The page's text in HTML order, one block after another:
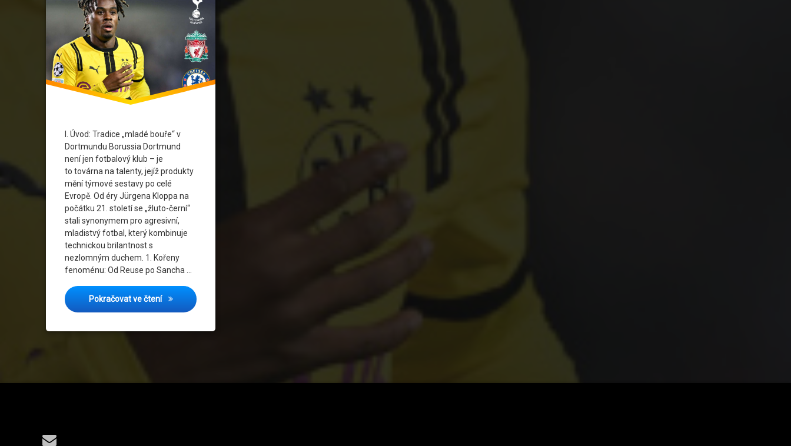
I. Úvod: Tradice „mladé bouře“ v
Dortmundu Borussia Dortmund
není jen fotbalový klub – je
to továrna na talenty, jejíž produkty
mění týmové sestavy po celé
Evropě. Od éry Jürgena Kloppa na
počátku 21. století se „žluto-černí“
stali synonymem pro agresivní,
mladistvý fotbal, který kombinuje
technickou brilantnost s
nezlomným duchem. 1. Kořeny
fenoménu: Od Reuse po Sancha …
Pokračovat ve čteníMladá bouře 2.0: Bude Bynoe-Gittens prvním ‚miliardovým hráčem‘ Borussie?
premierleague
přestupovétrhy
SignalIduna Park